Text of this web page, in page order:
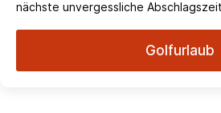
nächste unvergessliche
Golfurlaub